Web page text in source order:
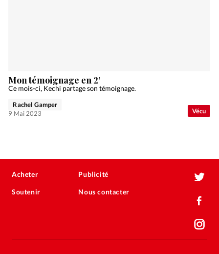
Vécu
Mon témoignage en 2’
Ce mois-ci, Kechi partage son témoignage.
Rachel Gamper
9 Mai 2023
Acheter
Soutenir
Publicité
Nous contacter